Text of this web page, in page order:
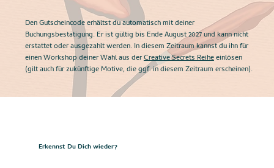
Den Gutscheincode erhältst du automatisch mit deiner
Buchungsbestätigung. Er ist gültig bis Ende August 2027 und kann nicht
erstattet oder ausgezahlt werden. In diesem Zeitraum kannst du ihn für
einen Workshop deiner Wahl aus derCreative Secrets Reiheeinlösen
(gilt auch für zukünftige Motive, die ggf. in diesem Zeitraum erscheinen).
Erkennst Du Dich wieder?